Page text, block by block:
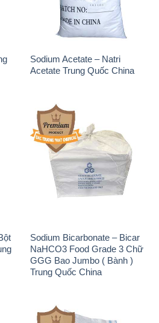
Sodium Sulfide NA2S – Đá
Thối Liyuan Trung Quốc China